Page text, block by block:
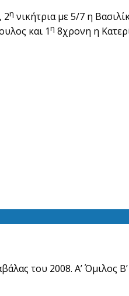
2η νικήτρια με 5/7 η
και 1η 8χρονη η
του 2008. Α’ Όμιλος